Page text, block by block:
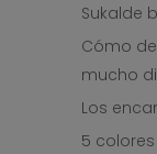
Sukalde
Cómo
mucho
Los
5